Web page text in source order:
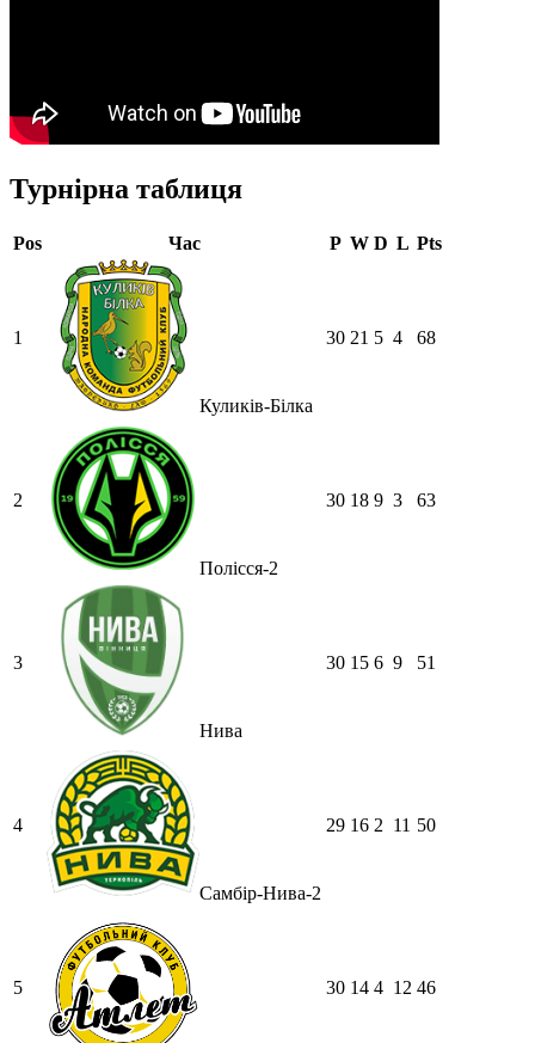
Турнірна таблиця
Pos Час P W D L Pts
1
Куликів-Білка
30 21 5 4 68
2
Полісся-2
30 18 9 3 63
3
Нива
30 15 6 9 51
4
Самбір-Нива-2
29 16 2 11 50
5 30 14 4 12 46